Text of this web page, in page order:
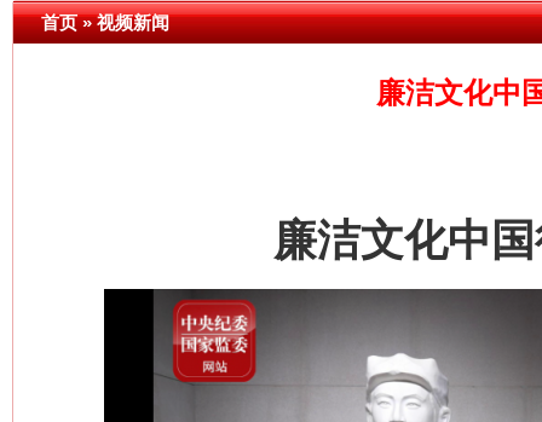
首页»视频新闻
廉洁文化中
廉洁文化中